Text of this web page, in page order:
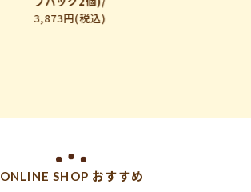
3,873円(税込)
ONLINE SHOP おすすめ